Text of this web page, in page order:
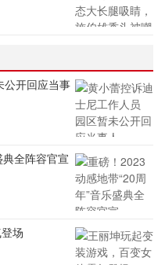
公开回应当事
全阵容官宣
场